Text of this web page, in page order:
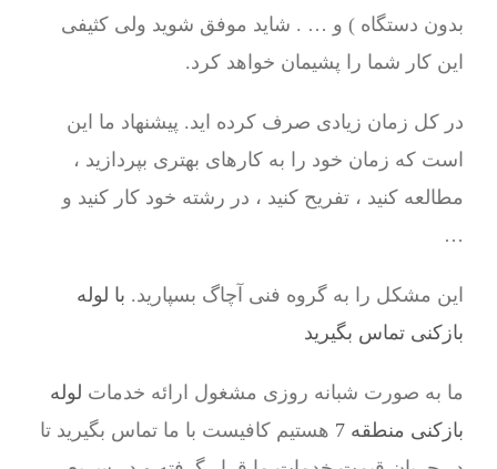
بدون دستگاه ) و … . شاید موفق شوید ولی کثیفی
این کار شما را پشیمان خواهد کرد.
در کل زمان زیادی صرف کرده اید. پیشنهاد ما این
است که زمان خود را به کارهای بهتری بپردازید ،
مطالعه کنید ، تفریح کنید ، در رشته خود کار کنید و
…
این مشکل را به گروه فنی آچاگ بسپارید. با لوله
بازکنی تماس بگیرید
ما به صورت شبانه روزی مشغول ارائه خدمات لوله
بازکنی منطقه 7
هستیم کافیست با ما تماس بگیرید تا